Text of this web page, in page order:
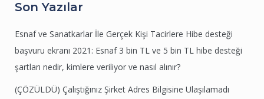
Son Yazılar
Esnaf ve Sanatkarlar İle Gerçek Kişi Tacirlere Hibe desteği
başvuru ekranı 2021: Esnaf 3 bin TL ve 5 bin TL hibe desteği
şartları nedir, kimlere veriliyor ve nasıl alınır?
(ÇÖZÜLDÜ) Çalıştığınız Şirket Adres Bilgisine Ulaşılamadı